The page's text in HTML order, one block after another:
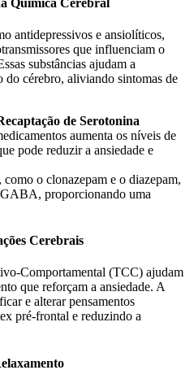
antidepressivos e ansiolíticos,
que influenciam o
substâncias ajudam a
cérebro, aliviando sintomas de
de Serotonina
aumenta os níveis de
pode reduzir a ansiedade e
o clonazepam e o diazepam,
proporcionando uma
Cerebrais
Comportamental (TCC) ajudam
que reforçam a ansiedade. A
e alterar pensamentos
pré-frontal e reduzindo a